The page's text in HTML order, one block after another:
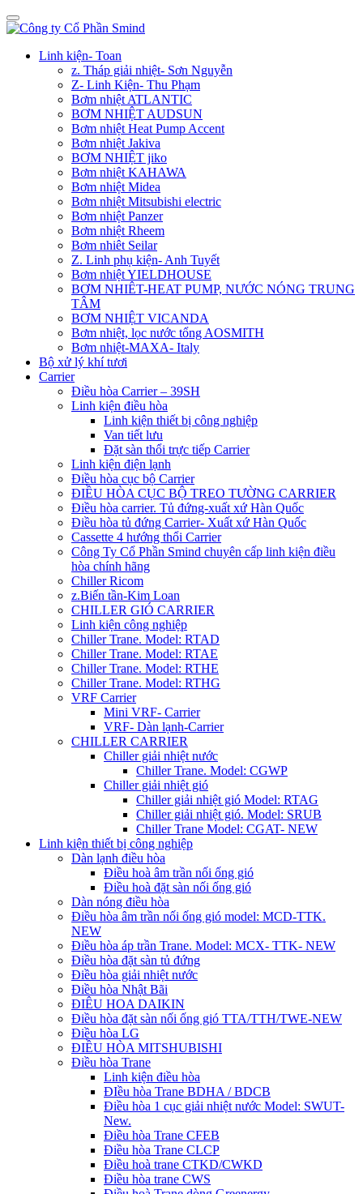
Linh kiện- Toan
z. Tháp giải nhiệt- Sơn Nguyễn
Z- Linh Kiện- Thu Phạm
Bơm nhiệt ATLANTIC
BƠM NHIỆT AUDSUN
Bơm nhiệt Heat Pump Accent
Bơm nhiệt Jakiva
BƠM NHIỆT jiko
Bơm nhiệt KAHAWA
Bơm nhiệt Midea
Bơm nhiệt Mitsubishi electric
Bơm nhiệt Panzer
Bơm nhiệt Rheem
Bơm nhiêt Seilar
Z. Linh phụ kiện- Anh Tuyết
Bơm nhiệt YIELDHOUSE
BƠM NHIÊT-HEAT PUMP, NƯỚC NÓNG TRUNG
TÂM
BƠM NHIỆT VICANDA
Bơm nhiệt, lọc nước tổng AOSMITH
Bơm nhiệt-MAXA- Italy
Bộ xử lý khí tươi
Carrier
Điều hòa Carrier – 39SH
Linh kiện điều hòa
Linh kiện thiết bị công nghiệp
Van tiết lưu
Đặt sàn thổi trực tiếp Carrier
Linh kiện điện lạnh
Điều hòa cục bộ Carrier
ĐIỀU HÒA CỤC BỘ TREO TƯỜNG CARRIER
Điều hòa carrier. Tủ đứng-xuất xứ Hàn Quốc
Điều hòa tủ đứng Carrier- Xuất xứ Hàn Quốc
Cassette 4 hướng thổi Carrier
Công Ty Cổ Phần Smind chuyên cấp linh kiện điều
hòa chính hãng
Chiller Ricom
z.Biến tần-Kim Loan
CHILLER GIÓ CARRIER
Linh kiện công nghiệp
Chiller Trane. Model: RTAD
Chiller Trane. Model: RTAE
Chiller Trane. Model: RTHE
Chiller Trane. Model: RTHG
VRF Carrier
Mini VRF- Carrier
VRF- Dàn lạnh-Carrier
CHILLER CARRIER
Chiller giải nhiệt nước
Chiller Trane. Model: CGWP
Chiller giải nhiệt gió
Chiller giải nhiệt gió Model: RTAG
Chiller giải nhiệt gió. Model: SRUB
Chiller Trane Model: CGAT- NEW
Linh kiện thiết bị công nghiệp
Dàn lạnh điều hòa
Điều hoà âm trần nối ống gió
Điều hoà đặt sàn nối ống gió
Dàn nóng điều hòa
Điều hòa âm trần nối ống gió model: MCD-TTK.
NEW
Điều hòa áp trần Trane. Model: MCX- TTK- NEW
Điều hòa đặt sàn tủ đứng
Điều hòa giải nhiệt nước
Điều hòa Nhật Bãi
ĐIÊU HOA DAIKIN
Điều hòa đặt sàn nối ống gió TTA/TTH/TWE-NEW
Điều hòa LG
ĐIỀU HÒA MITSHUBISHI
Điều hòa Trane
Linh kiện điều hòa
ĐIều hòa Trane BDHA / BDCB
Điều hòa 1 cục giải nhiệt nước Model: SWUT-
New.
Điều hòa Trane CFEB
Điều hòa Trane CLCP
Điều hoà trane CTKD/CWKD
Điều hòa trane CWS